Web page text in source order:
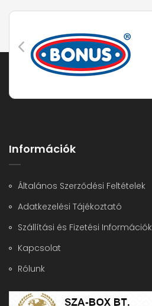
Információk
Általános Szerződési Feltételek
Adatkezelési Tájékoztató
Szállítási és Fizetési Információk
Kapcsolat
Rólunk